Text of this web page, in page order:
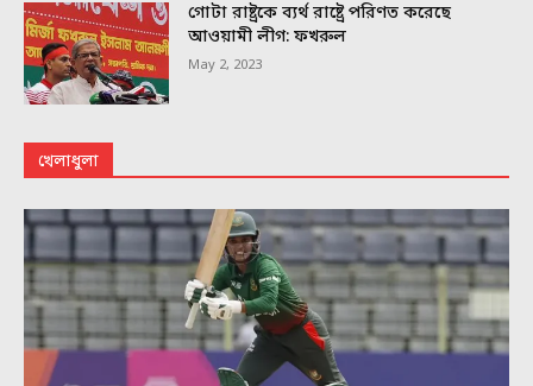
গোটা রাষ্ট্রকে ব্যর্থ রাষ্ট্রে পরিণত করেছে
আওয়ামী লীগ: ফখরুল
May 2, 2023
খেলাধুলা